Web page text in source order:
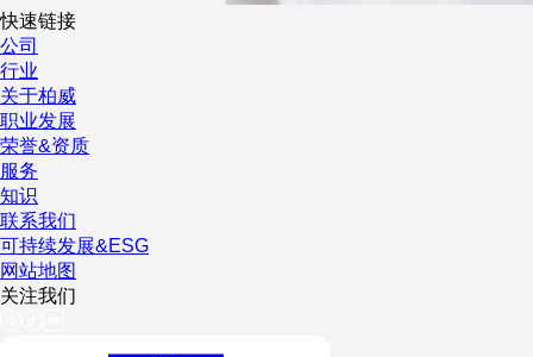
快速链接
公司
行业
关于柏威
职业发展
荣誉&资质
服务
知识
联系我们
可持续发展&ESG
网站地图
关注我们